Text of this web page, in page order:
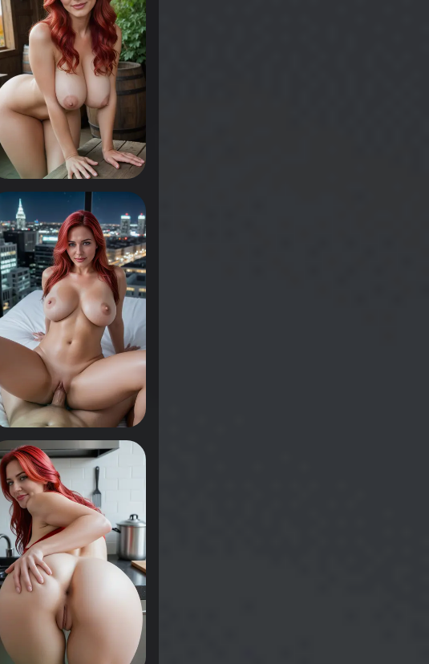
0
انقر لرؤية
0
انقر لرؤية